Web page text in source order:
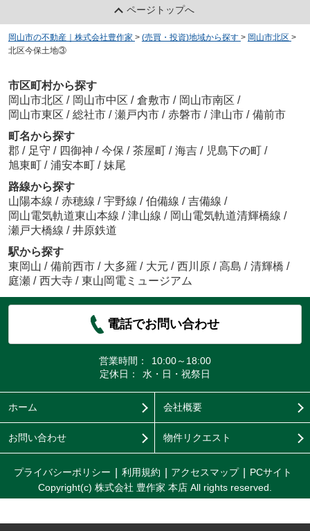
ページトップへ
岡山市の不動産｜株式会社豊作家 > (売買・投資)地域から探す > 岡山市北区 >
北区今保土地③
市区町村から探す
岡山市北区 / 岡山市中区 / 倉敷市 / 岡山市南区 /
岡山市東区 / 総社市 / 瀬戸内市 / 赤磐市 / 津山市 / 備前市
町名から探す
郡 / 足守 / 四御神 / 今保 / 茶屋町 / 海吉 / 児島下の町 /
旭東町 / 浦安本町 / 妹尾
路線から探す
山陽本線 / 赤穂線 / 宇野線 / 伯備線 / 吉備線 /
岡山電気軌道東山本線 / 津山線 / 岡山電気軌道清輝橋線 /
瀬戸大橋線 / 井原鉄道
駅から探す
東岡山 / 備前西市 / 大多羅 / 大元 / 西川原 / 高島 / 清輝橋 /
庭瀬 / 西大寺 / 東山岡電ミュージアム
電話でお問い合わせ
営業時間：
10:00～18:00
定休日：
水・日・祝祭日
ホーム 会社概要
お問い合わせ 物件リクエスト
プライバシーポリシー 利用規約 アクセスマップ
PCサイト
Copyright(c) 株式会社 豊作家 本店 All rights reserved.